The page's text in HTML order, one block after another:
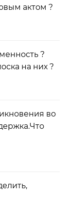
актом ?
?
на них ?
во